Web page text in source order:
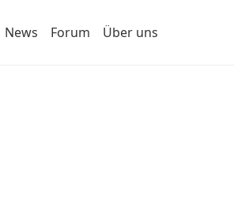
News Forum Über uns